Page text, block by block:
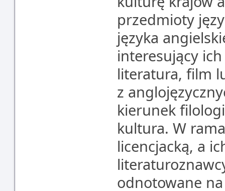
przedmioty
języka
interesujący
literatura, film
z
kierunek
kultura. W
licencjacką, a
odnotowane